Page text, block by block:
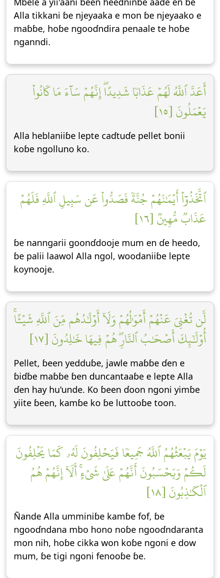
Alla tikkani ɓe njeyaaka e mon ɓe njeyaako e
maɓɓe, hoɓe ngooɗndira penaale te hoɓe
nganndi.
أَعَدَّ ٱللَّهُ لَهُمۡ عَذَابٗا شَدِيدًاۖ إِنَّهُمۡ سَآءَ مَا كَانُواْ
يَعۡمَلُونَ [١٥]
Alla heblaniiɓe lepte caɗtuɗe pellet bonii
koɓe ngolluno ko.
ٱتَّخَذُوٓاْ أَيۡمَٰنَهُمۡ جُنَّةٗ فَصَدُّواْ عَن سَبِيلِ ٱللَّهِ فَلَهُمۡ
عَذَابٞ مُّهِينٞ [١٦]
ɓe nanngarii goonɗdooje mum en ɗe heedo,
ɓe palii laawol Alla ngol, woodaniiɓe lepte
koynooje.
لَّن تُغۡنِيَ عَنۡهُمۡ أَمۡوَٰلُهُمۡ وَلَآ أَوۡلَٰدُهُم مِّنَ ٱللَّهِ شَيۡـًٔاۚ
أُوْلَٰٓئِكَ أَصۡحَٰبُ ٱلنَّارِۖ هُمۡ فِيهَا خَٰلِدُونَ [١٧]
Pellet, ɓeen yedduɓe, jawle maɓɓe ɗen e
ɓiɗɓe maɓɓe ɓen duncantaaɓe e lepte Alla
ɗen hay hu'unde. Ko ɓeen ɗoon ngoni yimɓe
yiite ɓeen, kamɓe ko ɓe luttooɓe toon.
يَوۡمَ يَبۡعَثُهُمُ ٱللَّهُ جَمِيعٗا فَيَحۡلِفُونَ لَهُۥ كَمَا يَحۡلِفُونَ
لَكُمۡ وَيَحۡسَبُونَ أَنَّهُمۡ عَلَىٰ شَيۡءٍۚ أَلَآ إِنَّهُمۡ هُمُ
ٱلۡكَٰذِبُونَ [١٨]
Ñande Alla umminiɓe kamɓe fof, ɓe
ngooɗndana mbo hono noɓe ngooɗndaranta
mon nih, hoɓe cikka won koɓe ngoni e dow
mum, ɓe tigi ngoni fenooɓe ɓe.